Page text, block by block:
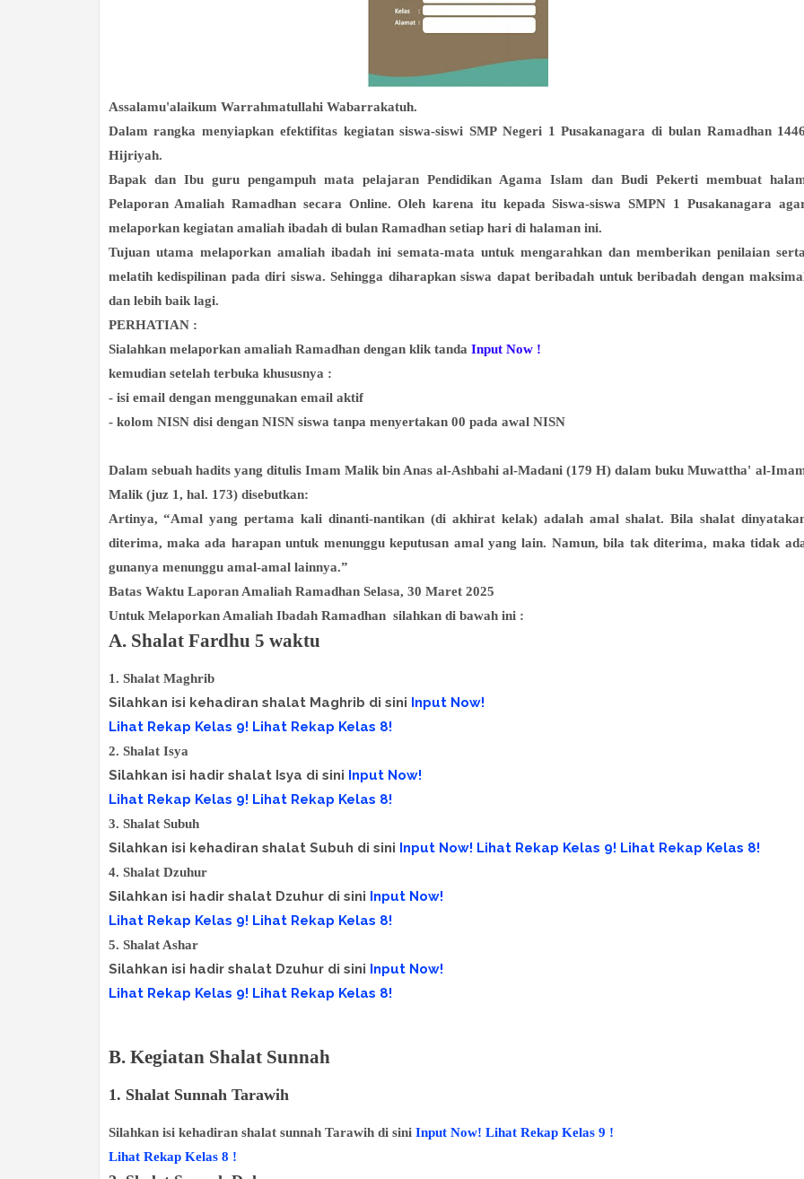
Assalamu'alaikum Warrahmatullahi Wabarrakatuh.
Dalam rangka menyiapkan efektifitas kegiatan siswa-siswi SMP Negeri 1 Pusakanagara di bulan Ramadhan
Hijriyah.
Bapak dan Ibu guru pengampuh mata pelajaran Pendidikan Agama Islam dan Budi Pekerti membuat
Pelaporan Amaliah Ramadhan secara Online.Oleh karena itu kepada Siswa-siswa SMPN 1 Pusakanagara
melaporkan kegiatan amaliah ibadah di bulan Ramadhan setiap hari di halaman ini.
Tujuan utama melaporkan amaliah ibadah ini semata-mata untuk mengarahkan dan memberikan penilaian
melatih kedispilinan pada diri siswa.Sehingga diharapkan siswa dapat beribadah untuk beribadah dengan
dan lebih baik lagi.
PERHATIAN :
Sialahkan melaporkan amaliah Ramadhan dengan klik tanda Input Now !
kemudian setelah terbuka khususnya :
- isi email dengan menggunakan email aktif
- kolom NISN disi dengan NISN siswa tanpa menyertakan 00 pada awal NISN
Dalam sebuah hadits yang ditulis Imam Malik bin Anas al-Ashbahi al-Madani (179 H) dalam buku Muwattha' al-
Malik (juz 1, hal. 173) disebutkan:
Artinya, “Amal yang pertama kali dinanti-nantikan (di akhirat kelak) adalah amal shalat. Bila shalat
diterima, maka ada harapan untuk menunggu keputusan amal yang lain. Namun, bila tak diterima, maka tidak
gunanya menunggu amal-amal lainnya.”
Batas Waktu Laporan Amaliah Ramadhan Selasa, 30 Maret 2025
Untuk Melaporkan Amaliah Ibadah Ramadhan silahkan di bawah ini :
A. Shalat Fardhu 5 waktu
1. Shalat Maghrib
Silahkan isi kehadiran shalat Maghrib di sini Input Now!
Lihat Rekap Kelas 9! Lihat Rekap Kelas 8!
2. Shalat Isya
Silahkan isi hadir shalat Isya di sini Input Now!
Lihat Rekap Kelas 9! Lihat Rekap Kelas 8!
3. Shalat Subuh
Silahkan isi kehadiran shalat Subuh di sini Input Now! Lihat Rekap Kelas 9! Lihat Rekap Kelas 8!
4. Shalat Dzuhur
Silahkan isi hadir shalat Dzuhur di sini Input Now!
Lihat Rekap Kelas 9! Lihat Rekap Kelas 8!
5. Shalat Ashar
Silahkan isi hadir shalat Dzuhur di sini Input Now!
Lihat Rekap Kelas 9! Lihat Rekap Kelas 8!
B. Kegiatan Shalat Sunnah
1. Shalat Sunnah Tarawih
Silahkan isi kehadiran shalat sunnah Tarawih di sini Input Now! Lihat Rekap Kelas 9 !
Lihat Rekap Kelas 8 !